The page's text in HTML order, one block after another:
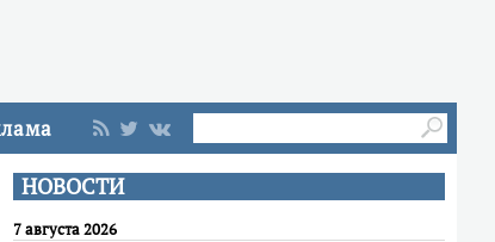
НОВОСТИ
7 августа 2026